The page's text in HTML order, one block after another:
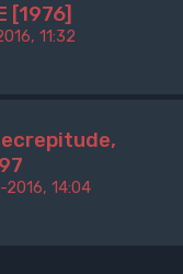
[1976]
11:32
2016, 14:04